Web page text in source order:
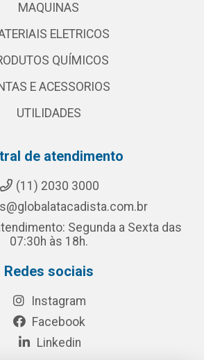
MAQUINAS
ELETRICOS
QUÍMICOS
E ACESSORIOS
UTILIDADES
de atendimento
(11) 2030 3000
Segunda a Sexta das
07:30h às 18h.
Redes sociais
Instagram
Facebook
Linkedin